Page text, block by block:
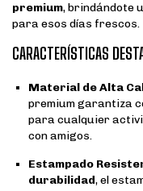
premium, brindándote
para esos días frescos.
CARACTERÍSTICAS
Material de Alta
premium garantiza
para cualquier
con amigos.
Estampado
durabilidad, el